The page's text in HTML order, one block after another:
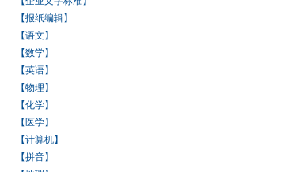
【报纸编辑】
【语文】
【数学】
【英语】
【物理】
【化学】
【医学】
【计算机】
【拼音】